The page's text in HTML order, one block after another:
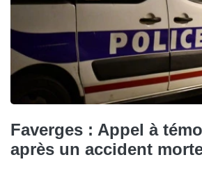
Faverges : Appel à
après un accident